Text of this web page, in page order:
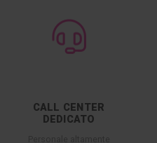
CALL CENTER
DEDICATO